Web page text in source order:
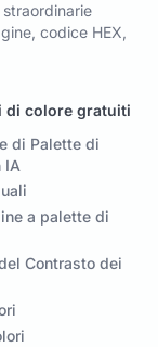
codice HEX,
di colore gratuiti
di Palette di
IA
a palette di
Contrasto dei